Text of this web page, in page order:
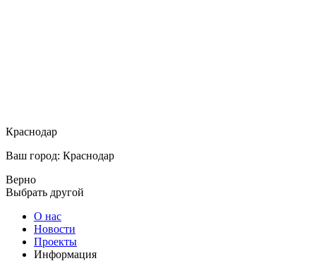
Краснодар
Ваш город: Краснодар
Верно
Выбрать другой
О нас
Новости
Проекты
Информация